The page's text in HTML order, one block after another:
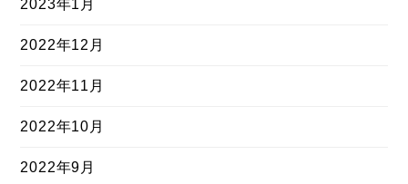
2023年1月
2022年12月
2022年11月
2022年10月
2022年9月